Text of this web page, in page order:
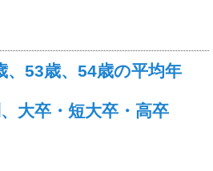
、53歳、54歳の平均年
大卒・短大卒・高卒